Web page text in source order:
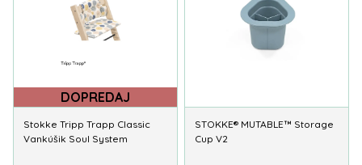
DOPREDAJ
Stokke Tripp Trapp Classic
Vankúšik Soul System
STOKKE® MUTABLE™ Storage
Cup V2